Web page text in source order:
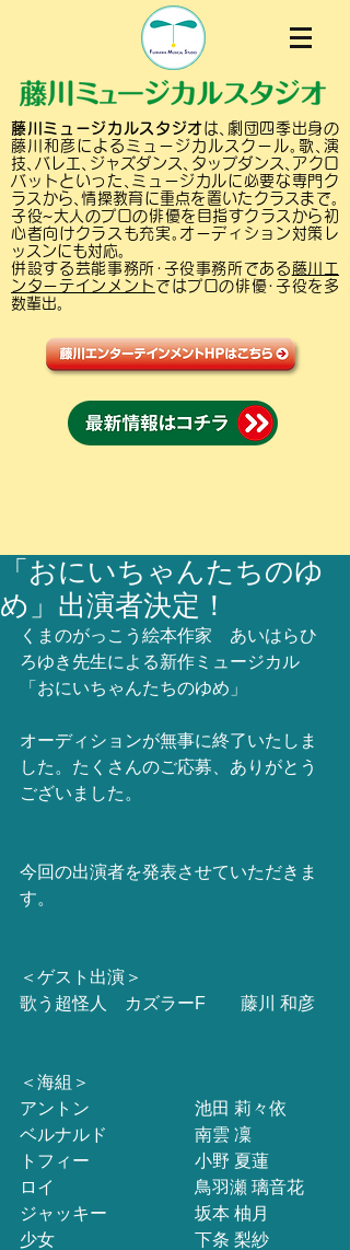
藤川ミュージカルスタジオは､劇団四季出身の
藤川和彦によるミュージカルスクール｡歌､演
技､バレエ､ジャズダンス､タップダンス､アクロ
バットといった､ミュージカルに必要な専門ク
ラスから､情操教育に重点を置いたクラスまで｡
子役~大人のプロの俳優を目指すクラスから初
心者向けクラスも充実｡オーディション対策レ
ッスンにも対応｡
併設する芸能事務所･子役事務所である 藤川エ
ンターテインメント ではプロの俳優･子役を多
数輩出｡
「おにいちゃんたちのゆ
め」出演者決定！
くまのがっこう絵本作家　あいはらひ
ろゆき先生による新作ミュージカル
「おにいちゃんたちのゆめ」
オーディションが無事に終了いたしま
した。たくさんのご応募、ありがとう
ございました。
今回の出演者を発表させていただきま
す。
＜ゲスト出演＞
歌う超怪人　カズラーF　　藤川 和彦
＜海組＞
アントン　　　　　    池田 莉々依
ベルナルド　　　　    南雲 凜
トフィー　　　　　    小野 夏蓮
ロイ　　　　　　　    鳥羽瀬 璃音花
ジャッキー　　　　    坂本 柚月
少女　　　　　　　    下条 梨紗